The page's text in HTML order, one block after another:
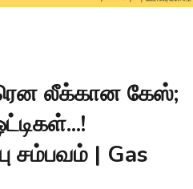
லீக்கான கேஸ்;
சம்பவம் | Gas